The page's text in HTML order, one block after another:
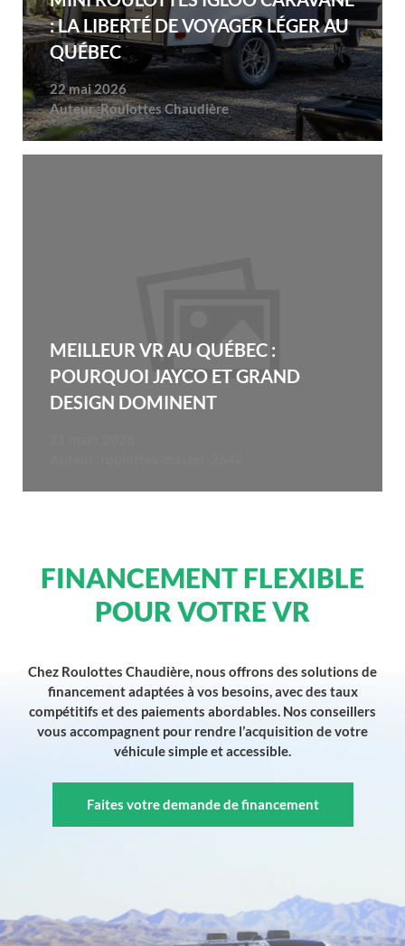
: LA LIBERTÉ DE VOYAGER LÉGER AU
QUÉBEC
22 mai 2026
Auteur :Roulottes Chaudière
MEILLEUR VR AU QUÉBEC :
POURQUOI JAYCO ET GRAND
DESIGN DOMINENT
FINANCEMENT FLEXIBLE
POUR VOTRE VR
Chez Roulottes Chaudière, nous offrons des solutions de
financement adaptées à vos besoins, avec des taux
compétitifs et des paiements abordables. Nos conseillers
vous accompagnent pour rendre l’acquisition de votre
véhicule simple et accessible.
Faites votre demande de financement